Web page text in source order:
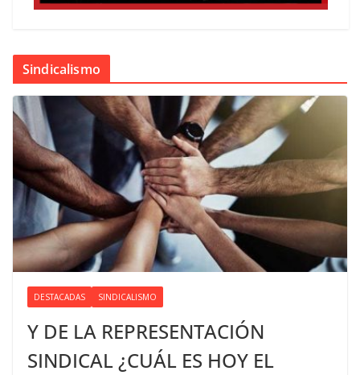
Sindicalismo
DESTACADAS SINDICALISMO
Y DE LA REPRESENTACIÓN
SINDICAL ¿CUÁL ES HOY EL